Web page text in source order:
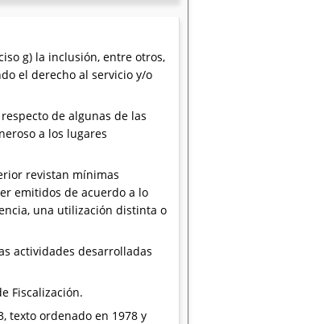
g) la inclusión, entre otros,
el derecho al servicio y/o
de algunas de las
a los lugares
revistan mínimas
emitidos de acuerdo a lo
una utilización distinta o
actividades desarrolladas
Fiscalización.
texto ordenado en 1978 y